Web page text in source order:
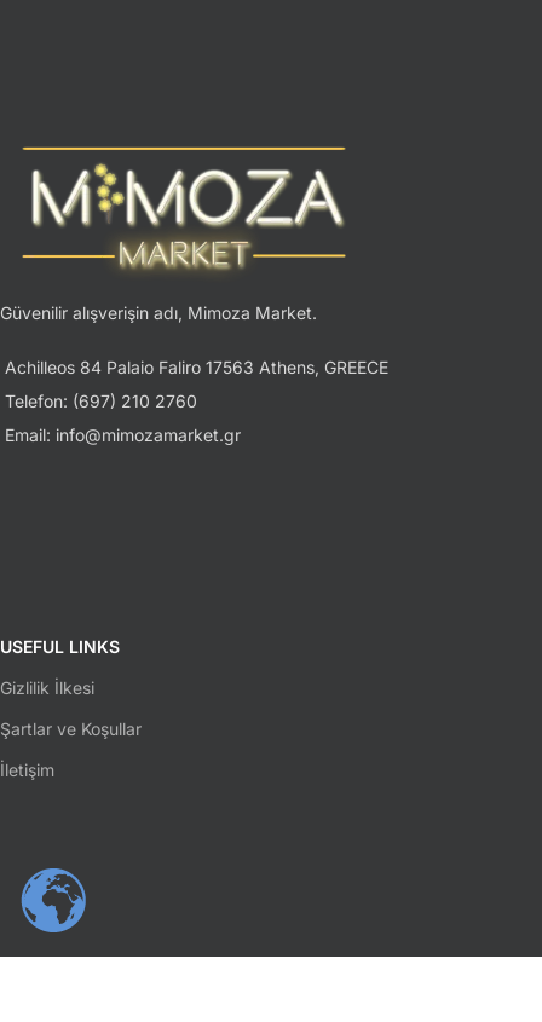
Güvenilir alışverişin adı, Mimoza Market.
Achilleos 84 Palaio Faliro 17563 Athens, GREECE
Telefon: (697) 210 2760
Email: info@mimozamarket.gr
USEFUL LINKS
Gizlilik İlkesi
Şartlar ve Koşullar
İletişim